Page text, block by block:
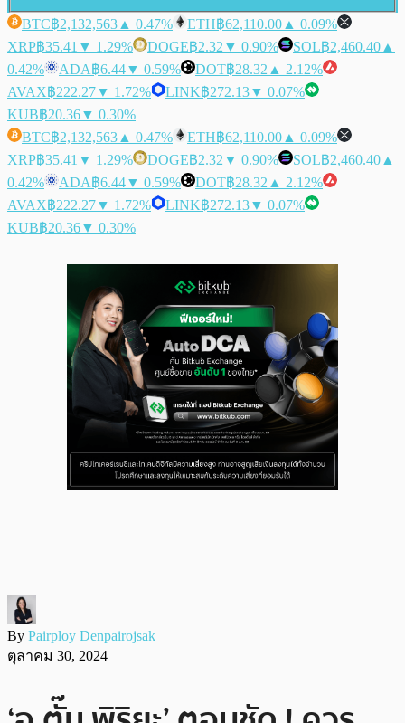
BTC฿2,132,563 ▲ 0.47% ETH฿62,110.00 ▲ 0.09%
XRP฿35.41 ▼ 1.29% DOGE฿2.32 ▼ 0.90% SOL฿2,460.40 ▲
0.42%
ADA฿6.44▼ 0.59% DOT฿28.32 ▲ 2.12%
AVAX฿222.27▼ 1.72% LINK฿272.13▼ 0.07%
KUB฿20.36▼ 0.30%
BTC฿2,132,563 ▲ 0.47% ETH฿62,110.00 ▲ 0.09%
XRP฿35.41 ▼ 1.29% DOGE฿2.32 ▼ 0.90% SOL฿2,460.40 ▲
0.42%
ADA฿6.44▼ 0.59% DOT฿28.32 ▲ 2.12%
AVAX฿222.27▼ 1.72% LINK฿272.13▼ 0.07%
KUB฿20.36▼ 0.30%
By Pairploy Denpairojsak
ตุลาคม 30, 2024